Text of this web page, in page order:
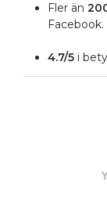
Fler än
Facebook.
4.7/5i